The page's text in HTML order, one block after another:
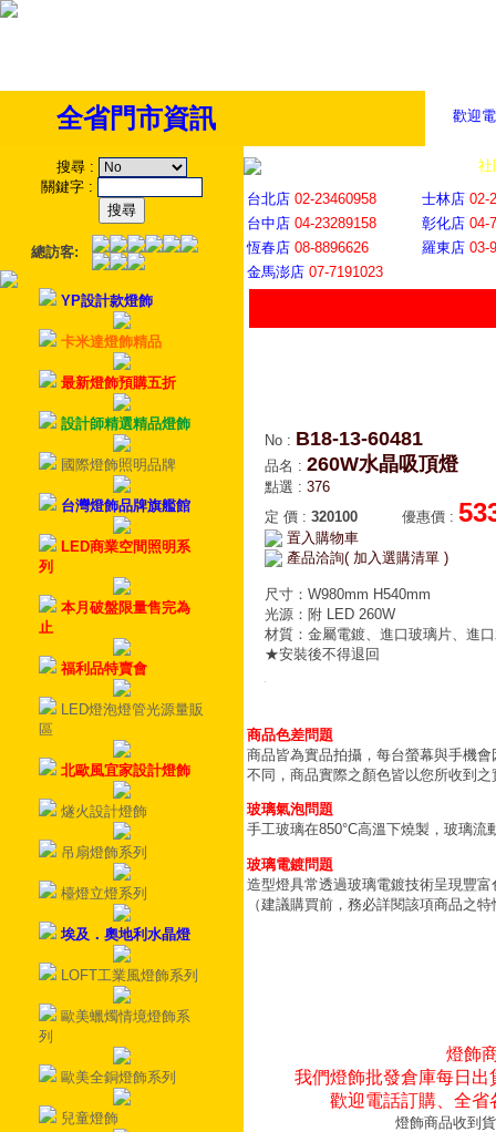
歡迎
全省門市資訊
搜尋 :
關鍵字 :
總訪客:
YP設計款燈飾
卡米達燈飾精品
最新燈飾預購五折
設計師精選精品燈飾
國際燈飾照明品牌
台灣燈飾品牌旗艦館
LED商業空間照明系
列
本月破盤限量售完為
止
福利品特賣會
LED燈泡燈管光源量販
區
北歐風宜家設計燈飾
燧火設計燈飾
吊扇燈飾系列
檯燈立燈系列
埃及．奧地利水晶燈
LOFT工業風燈飾系列
歐美蠟燭情境燈飾系
列
歐美全銅燈飾系列
兒童燈飾
社
台北店 02-23460958 士林店 02-
台中店 04-23289158 彰化店 04-
恆春店 08-8896626 羅東店 03-
金馬澎店 07-7191023
No : B18-13-60481
品名 : 260W水晶吸頂燈
點選 : 376
定 價 : 320100 優惠價 :
置入購物車
產品洽詢( 加入選購清單 )
尺寸：W980mm H540mm
光源：附 LED 260W
材質：金屬電鍍、進口玻璃片、進
★安裝後不得退回
商品色差問題
商品皆為實品拍攝，每台螢幕與手機
不同，商品實際之顏色皆以您所收到之
玻璃氣泡問題
手工玻璃在850°C高溫下燒製，玻璃
玻璃電鍍問題
造型燈具常透過玻璃電鍍技術呈現豐
（建議購買前，務必詳閱該項商品之
燈飾
我們燈飾批發倉庫每日
歡迎電話訂購、全
燈飾商品收到